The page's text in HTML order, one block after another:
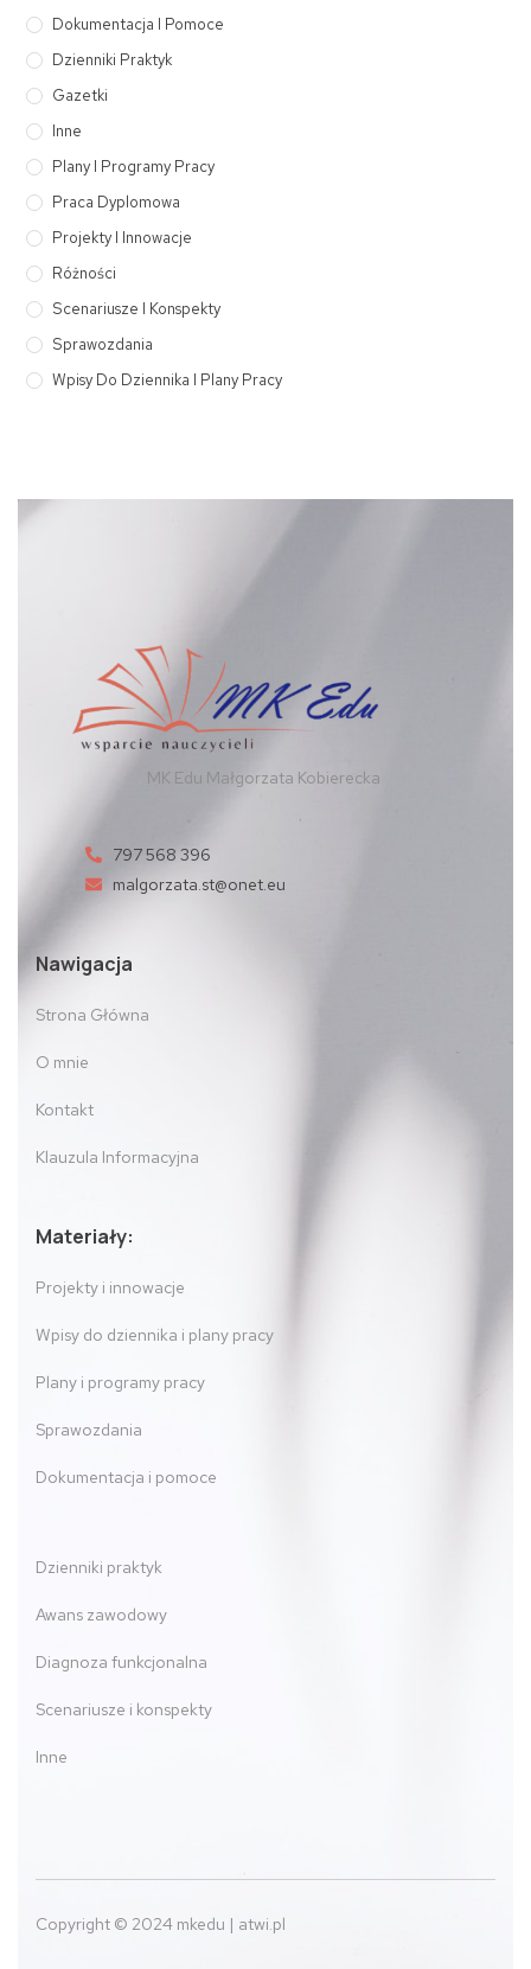
Dokumentacja I Pomoce
Dzienniki Praktyk
Gazetki
Inne
Plany I Programy Pracy
Praca Dyplomowa
Projekty I Innowacje
Różności
Scenariusze I Konspekty
Sprawozdania
Wpisy Do Dziennika I Plany Pracy
MK Edu Małgorzata Kobierecka
797 568 396
malgorzata.st@onet.eu
Nawigacja
Strona Główna
O mnie
Kontakt
Klauzula Informacyjna
Materiały:
Projekty i innowacje
Wpisy do dziennika i plany pracy
Plany i programy pracy
Sprawozdania
Dokumentacja i pomoce
Dzienniki praktyk
Awans zawodowy
Diagnoza funkcjonalna
Scenariusze i konspekty
Inne
Copyright © 2024 mkedu | atwi.pl